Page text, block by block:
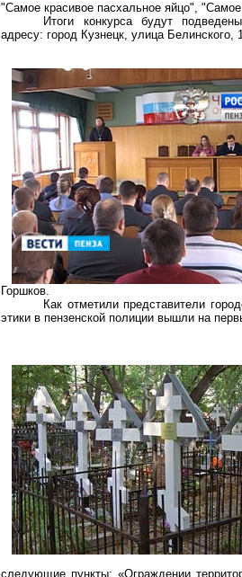
"Самое красивое пасхальное яйцо",
Итоги конкурса будут
адресу: город Кузнецк, улица Белинского,
Горшков.
Как отметили представители
этики в пензенской полиции вышли на
следующие пункты: «Ограждении